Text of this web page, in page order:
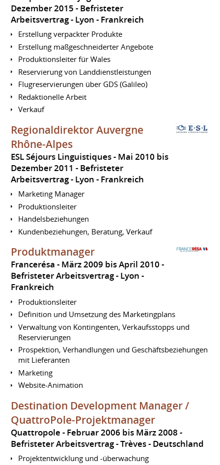
Dezember 2015 Befristeter
Arbeitsvertrag
Lyon Frankreich
Erstellung verpackter Produkte
Erstellung maßgeschneiderter Angebote
Produktionsleiter für Wales
Reservierung von Landdienstleistungen
Flugreservierungen über GDS (Galileo)
Redaktionelle Arbeit
Verkauf
Regionaldirektor Auvergne
Rhône-Alpes
ESL Séjours Linguistiques
Mai 2010 bis
Dezember 2011 Befristeter
Arbeitsvertrag
Lyon Frankreich
Marketing Manager
Produktionsleiter
Handelsbeziehungen
Kundenbeziehungen, Beratung, Verkauf
Produktmanager
Francerésa
März 2009 bis April 2010
Befristeter Arbeitsvertrag
Lyon
Frankreich
Produktionsleiter
Definition und Umsetzung des Marketingplans
Verwaltung von Kontingenten, Verkaufsstopps und
Reservierungen
Prospektion, Verhandlungen und Geschäftsbeziehungen
mit Lieferanten
Marketing
Website-Animation
Destination Development Manager /
QuattroPole-Projektmanager
Quattropole
Februar 2006 bis März 2008
Befristeter Arbeitsvertrag Trèves Deutschland
Projektentwicklung und -überwachung